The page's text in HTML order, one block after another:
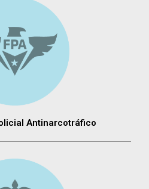
Antinarcotráfico